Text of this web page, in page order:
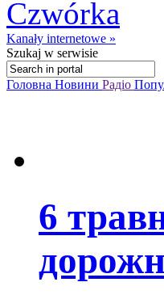
Kanały internetowe »
Szukaj w serwisie
Головна Новини Радіо
6